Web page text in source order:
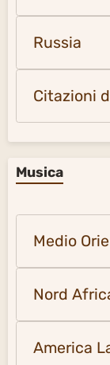
Russia
Citazioni
Musica
Medio
Nord
America